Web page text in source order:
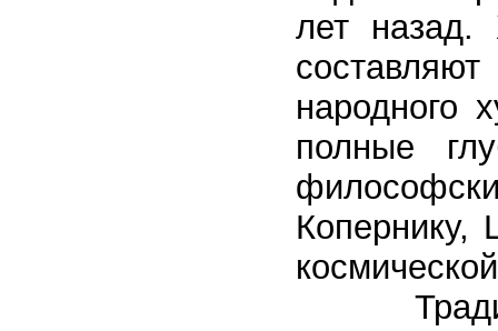
лет назад.
народного
полные
Копернику,